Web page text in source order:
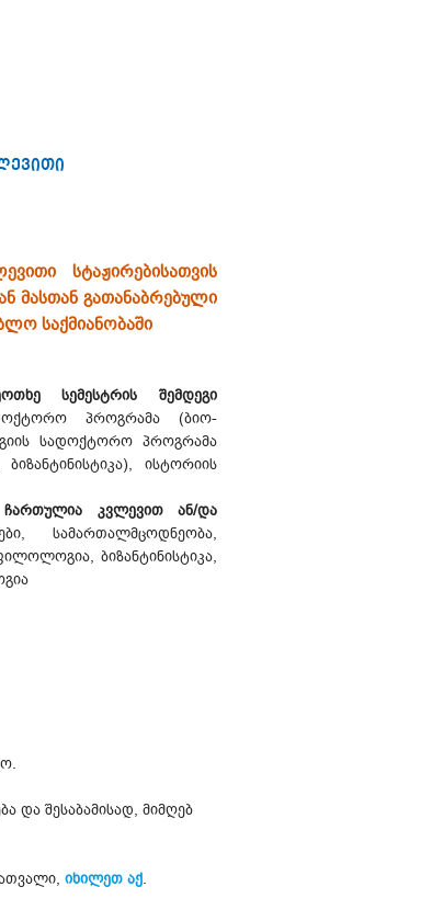
სტაჟირებისათვის
მასთან გათანაბრებული
საქმიანობაში
სემესტრის შემდეგი
პროგრამა (ბიო-
სადოქტორო პროგრამა
ისტორიის
კვლევით ან/და
სამართალმცოდნეობა,
ბიზანტინისტიკა,
და შესაბამისად, მიმღებ
იხილეთ აქ.